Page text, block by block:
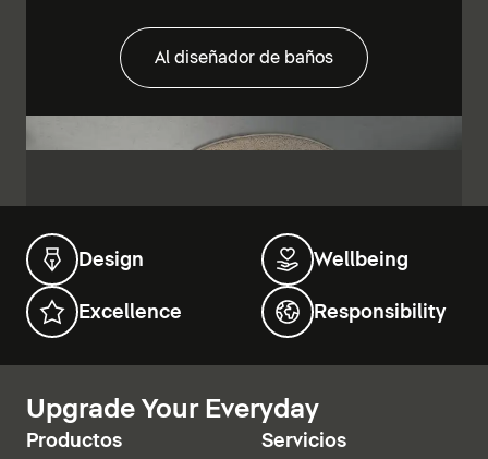
Al diseñador de baños
Design Wellbeing
Excellence Responsibility
Upgrade Your Everyday
Productos Servicios